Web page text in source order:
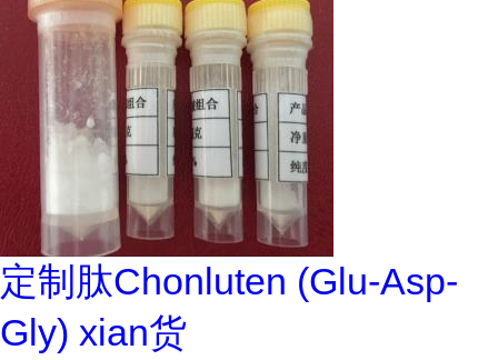
定制肽Chonluten (Glu-Asp-
Gly) xian货